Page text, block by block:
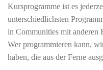
Kursprogramme ist es
unterschiedlichsten
in Communities mit anderen
Wer programmieren kann,
haben, die aus der Ferne